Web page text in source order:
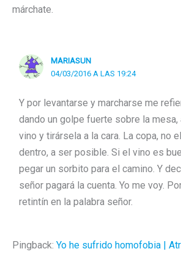
márchate.
MARIASUN
04/03/2016 A LAS 19:24
Y por levantarse y marcharse me
dando un golpe fuerte sobre la mesa,
vino y tirársela a la cara. La copa, no
dentro, a ser posible. Si el vino es
pegar un sorbito para el camino. Y
señor pagará la cuenta. Yo me voy.
retintín en la palabra señor.
Pingback: Yo he sufrido homofobia |